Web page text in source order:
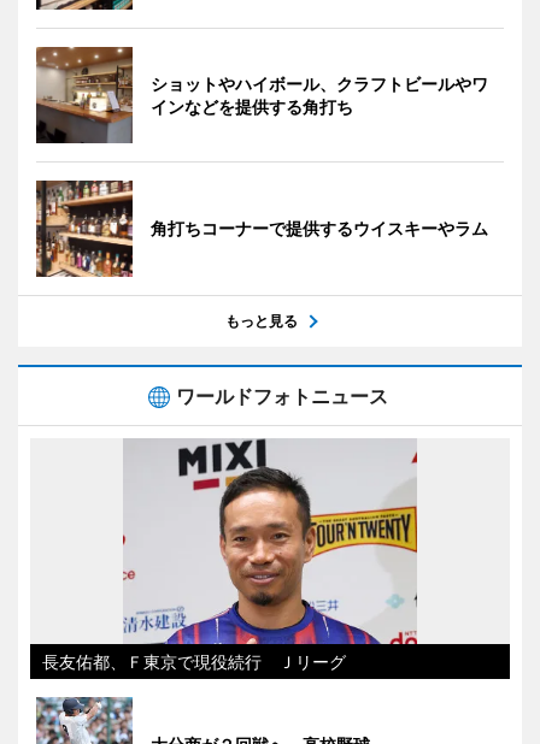
ショットやハイボール、クラフトビールやワ
インなどを提供する角打ち
角打ちコーナーで提供するウイスキーやラム
もっと見る
ワールドフォトニュース
長友佑都、Ｆ東京で現役続行 Ｊリーグ